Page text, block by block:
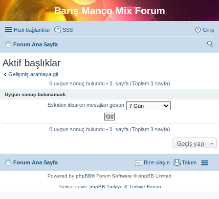
Barış Manço Mix Forum
Hızlı bağlantılar SSS Giriş
Forum Ana Sayfa
Aktif başlıklar
Gelişmiş aramaya git
0 uygun sonuç bulundu • 1 . sayfa (Toplam 1 sayfa)
Uygun sonuç bulunamadı.
Eskiden itibaren mesajları göster
0 uygun sonuç bulundu • 1 . sayfa (Toplam 1 sayfa)
Geçiş yap
Forum Ana Sayfa Takım
Bize ulaşın
Powered by phpBB® Forum Software © phpBB Limited
Türkçe çeviri: phpBB Türkiye & Türkiye Forum